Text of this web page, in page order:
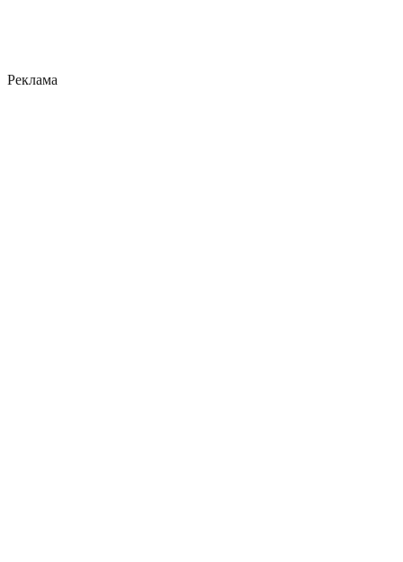
Реклама